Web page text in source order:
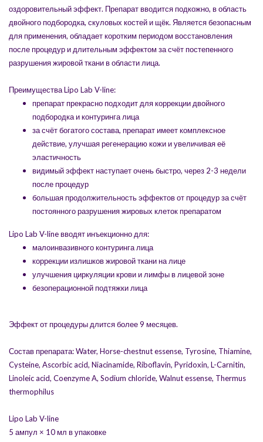
оздоровительный эффект. Препарат вводится подкожно, в область
двойного подбородка, скуловых костей и щёк. Является безопасным
для применения, обладает коротким периодом восстановления
после процедур и длительным эффектом за счёт постепенного
разрушения жировой ткани в области лица.
Преимущества Lipo Lab V-line:
препарат прекрасно подходит для коррекции двойного
подбородка и контуринга лица
за счёт богатого состава, препарат имеет комплексное
действие, улучшая регенерацию кожи и увеличивая её
эластичность
видимый эффект наступает очень быстро, через 2-3 недели
после процедур
большая продолжительность эффектов от процедур за счёт
постоянного разрушения жировых клеток препаратом
Lipo Lab V-line вводят инъекционно для:
малоинвазивного контуринга лица
коррекции излишков жировой ткани на лице
улучшения циркуляции крови и лимфы в лицевой зоне
безоперационной подтяжки лица
Эффект от процедуры длится более 9 месяцев.
Состав препарата: Water, Horse-chestnut essense, Tyrosine, Thiamine,
Cysteine, Ascorbic acid, Niacinamide, Riboflavin, Pyridoxin, L-Carnitin,
Linoleic acid, Coenzyme A, Sodium chloride, Walnut essense, Thermus
thermophilus
Lipo Lab V-line
5 ампул × 10 мл в упаковке